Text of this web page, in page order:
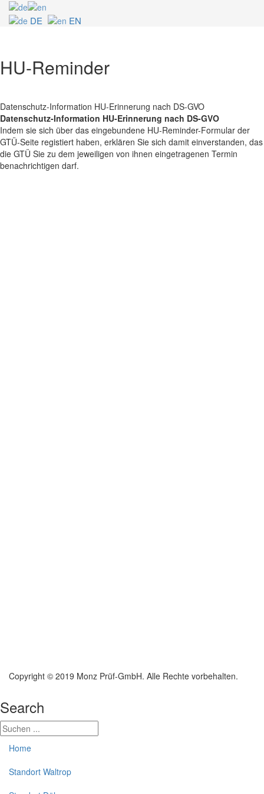
DE EN
HU-Reminder
Datenschutz-Information HU-Erinnerung nach DS-GVO
Datenschutz-Information HU-Erinnerung nach DS-GVO
Indem sie sich über das eingebundene HU-Reminder-Formular der
GTÜ-Seite registiert haben, erklären Sie sich damit einverstanden, das
die GTÜ Sie zu dem jeweiligen von ihnen eingetragenen Termin
benachrichtigen darf.
Copyright © 2019 Monz Prüf-GmbH. Alle Rechte vorbehalten.
Search
Home
Standort Waltrop